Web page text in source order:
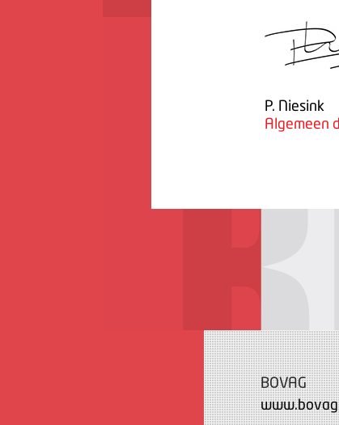
P. Niesink
Algemeen
BOVAG